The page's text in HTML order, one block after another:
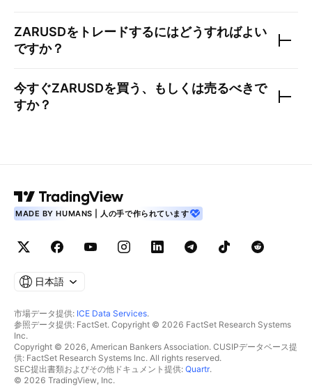
ZARUSDをトレードするにはどうすればよい
ですか？
今すぐZARUSDを買う、もしくは売るべきで
すか？
MADE BY HUMANS | 人の手で作られています
日本語
市場データ提供: ICE Data Services.
参照データ提供: FactSet. Copyright © 2026 FactSet Research Systems
Inc.
Copyright © 2026, American Bankers Association. CUSIPデータベース提
供: FactSet Research Systems Inc. All rights reserved.
SEC提出書類およびその他ドキュメント提供: Quartr.
© 2026 TradingView, Inc.